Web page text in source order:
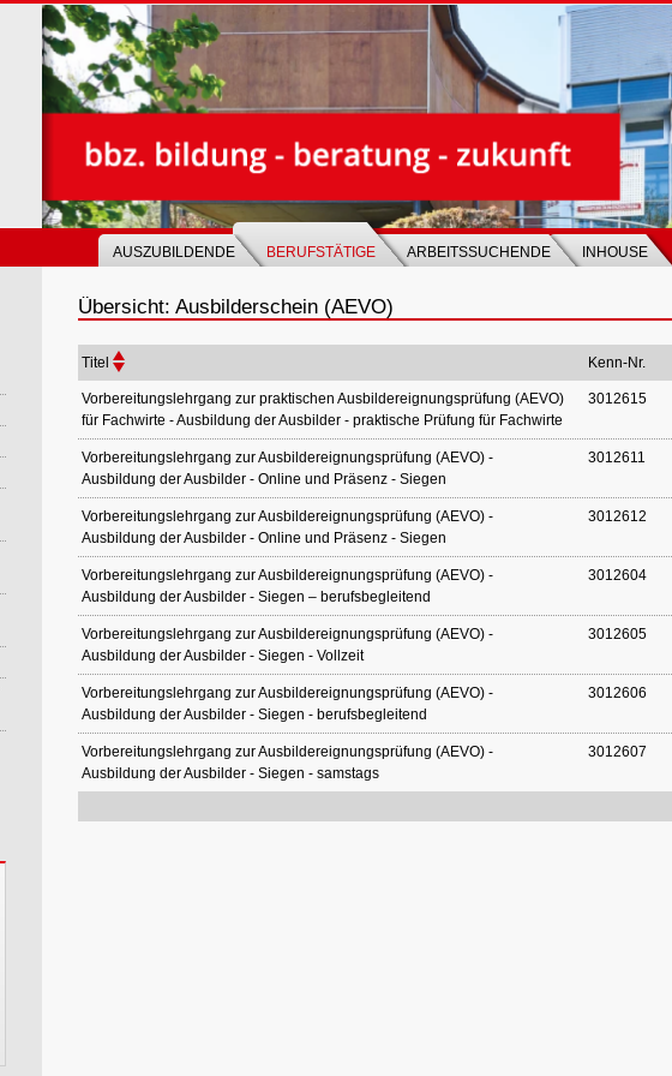
AUSZUBILDENDE BERUFSTÄTIGE ARBEITSSUCHENDE INHOUSE
Übersicht: Ausbilderschein (AEVO)
Titel Kenn-Nr.
Vorbereitungslehrgang zur praktischen Ausbildereignungsprüfung (AEVO)
für Fachwirte - Ausbildung der Ausbilder - praktische Prüfung für Fachwirte
3012615
Vorbereitungslehrgang zur Ausbildereignungsprüfung (AEVO) -
Ausbildung der Ausbilder - Online und Präsenz - Siegen
3012611
Vorbereitungslehrgang zur Ausbildereignungsprüfung (AEVO) -
Ausbildung der Ausbilder - Online und Präsenz - Siegen
3012612
Vorbereitungslehrgang zur Ausbildereignungsprüfung (AEVO) -
Ausbildung der Ausbilder - Siegen – berufsbegleitend
3012604
Vorbereitungslehrgang zur Ausbildereignungsprüfung (AEVO) -
Ausbildung der Ausbilder - Siegen - Vollzeit
3012605
Vorbereitungslehrgang zur Ausbildereignungsprüfung (AEVO) -
Ausbildung der Ausbilder - Siegen - berufsbegleitend
3012606
Vorbereitungslehrgang zur Ausbildereignungsprüfung (AEVO) -
Ausbildung der Ausbilder - Siegen - samstags
3012607